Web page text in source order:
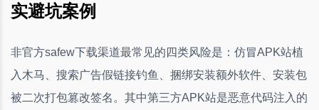
实避坑案例
非官方safew下载渠道最常见的四类风险是：仿冒APK站植
入木马、搜索广告假链接钓鱼、捆绑安装额外软件、安装包
被二次打包篡改签名。其中第三方APK站是恶意代码注入的